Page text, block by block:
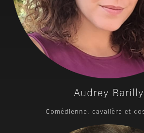
Audrey Barilly
Comédienne, cavalière et